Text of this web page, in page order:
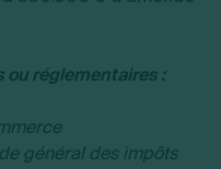
ou réglementaires :
général des impôts